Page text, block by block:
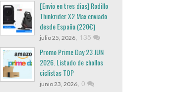
[Envio en tres dias] Rodillo
Thinkrider X2 Max enviado
desde España (220€)
julio 25, 2026, 135
Promo Prime Day 23 JUN
2026. Listado de chollos
ciclistas TOP
junio 23, 2026, 0